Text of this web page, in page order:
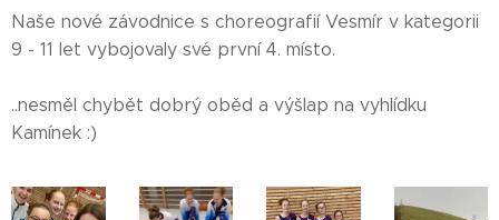
Naše nové závodnice s choreografií Vesmír v kategorii
9 - 11 let vybojovaly své první 4. místo.
..nesměl chybět dobrý oběd a výšlap na vyhlídku
Kamínek :)